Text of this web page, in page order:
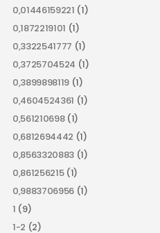
0,01446159221 (1)
0,1872219101 (1)
0,3322541777 (1)
0,3725704524 (1)
0,3899898119 (1)
0,4604524361 (1)
0,561210698(1)
0,6812694442 (1)
0,8563320883 (1)
0,861256215(1)
0,9883706956 (1)
1 (9)
1-2 (2)